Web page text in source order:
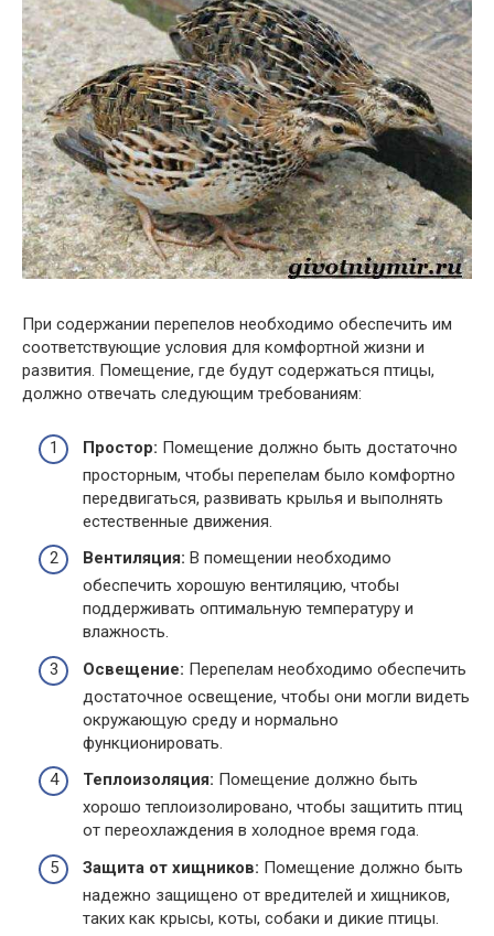
При содержании перепелов необходимо обеспечить им
соответствующие условия для комфортной жизни и
развития. Помещение, где будут содержаться птицы,
должно отвечать следующим требованиям:
Простор: Помещение должно быть достаточно
просторным, чтобы перепелам было комфортно
передвигаться, развивать крылья и выполнять
естественные движения.
Вентиляция: В помещении необходимо
обеспечить хорошую вентиляцию, чтобы
поддерживать оптимальную температуру и
влажность.
Освещение: Перепелам необходимо обеспечить
достаточное освещение, чтобы они могли видеть
окружающую среду и нормально
функционировать.
Теплоизоляция: Помещение должно быть
хорошо теплоизолировано, чтобы защитить птиц
от переохлаждения в холодное время года.
Защита от хищников: Помещение должно быть
надежно защищено от вредителей и хищников,
таких как крысы, коты, собаки и дикие птицы.